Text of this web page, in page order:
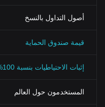
أصول التداول بالنسخ
قيمة صندوق الحماية
إثبات الاحتياطيات بنسبة 100%
المستخدمون حول العالم